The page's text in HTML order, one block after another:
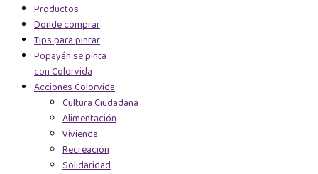
Productos
Donde comprar
Tips para pintar
Popayán se pinta
con Colorvida
Acciones Colorvida
Cultura Ciudadana
Alimentación
Vivienda
Recreación
Solidaridad